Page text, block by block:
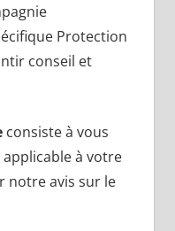
Protection
conseil et
consiste à vous
à votre
notre avis sur le